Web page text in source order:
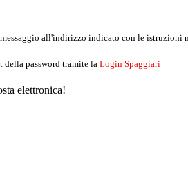
all'indirizzo indicato con le istruzioni
della password tramite la Login Spaggiari
elettronica!